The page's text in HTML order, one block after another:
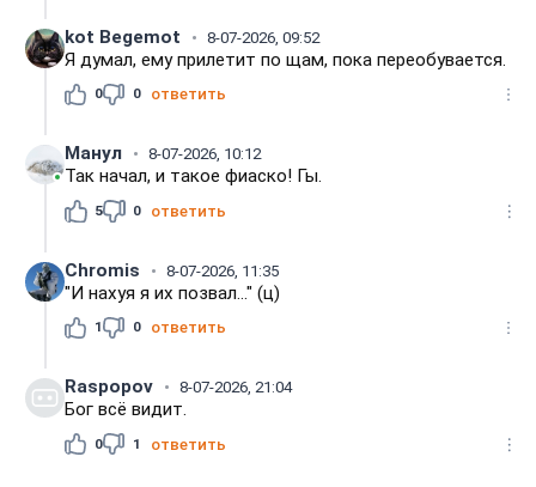
kot Begemot 8-07-2026, 09:52
Я думал, ему прилетит по щам, пока переобувается.
0 0 ответить
Манул 8-07-2026, 10:12
Так начал, и такое фиаско! Гы.
5 0 ответить
Chromis 8-07-2026, 11:35
"И нахуя я их позвал..." (ц)
1 0 ответить
Raspopov 8-07-2026, 21:04
Бог всё видит.
0 1 ответить